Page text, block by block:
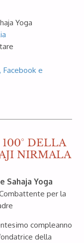
Yoga
Facebook e
DELLA
NIRMALA
Sahaja Yoga
per la
compleanno
della